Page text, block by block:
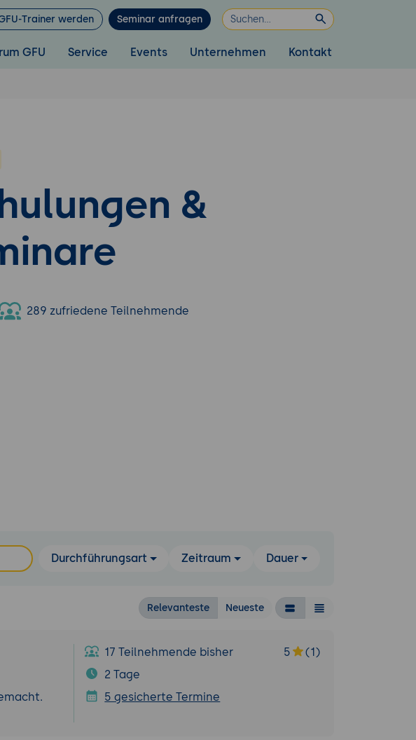
Trainer werden Seminar anfragen
GFU Service Events Unternehmen Kontakt
&
289 zufriedene Teilnehmende
Durchführungsart Zeitraum Dauer
Relevanteste Neueste
17 Teilnehmende bisher 5
(1)
2 Tage
5 gesicherte Termine